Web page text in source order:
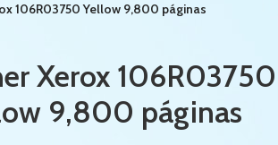
106R03750 Yellow 9,800 páginas
Xerox 106R03750
9,800 páginas